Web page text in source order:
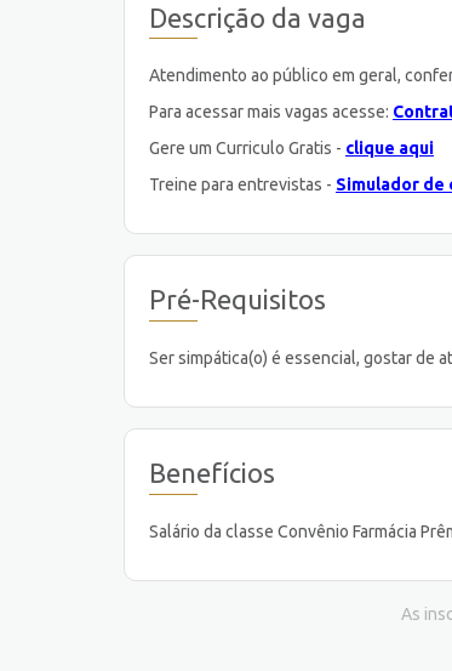
Descrição da vaga
Atendimento ao público em geral,
Para acessar mais vagas acesse:
Gere um Curriculo Gratis - clique aqui
Treine para entrevistas - Simulador
Pré-Requisitos
Ser simpática(o) é essencial, gostar de
Benefícios
Salário da classe Convênio Farmácia
As